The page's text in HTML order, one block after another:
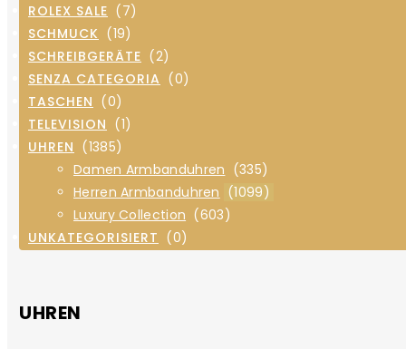
ROLEX SALE (7)
SCHMUCK (19)
SCHREIBGERÄTE (2)
SENZA CATEGORIA (0)
TASCHEN (0)
TELEVISION (1)
UHREN (1385)
Damen Armbanduhren (335)
Herren Armbanduhren (1099)
Luxury Collection (603)
UNKATEGORISIERT (0)
UHREN